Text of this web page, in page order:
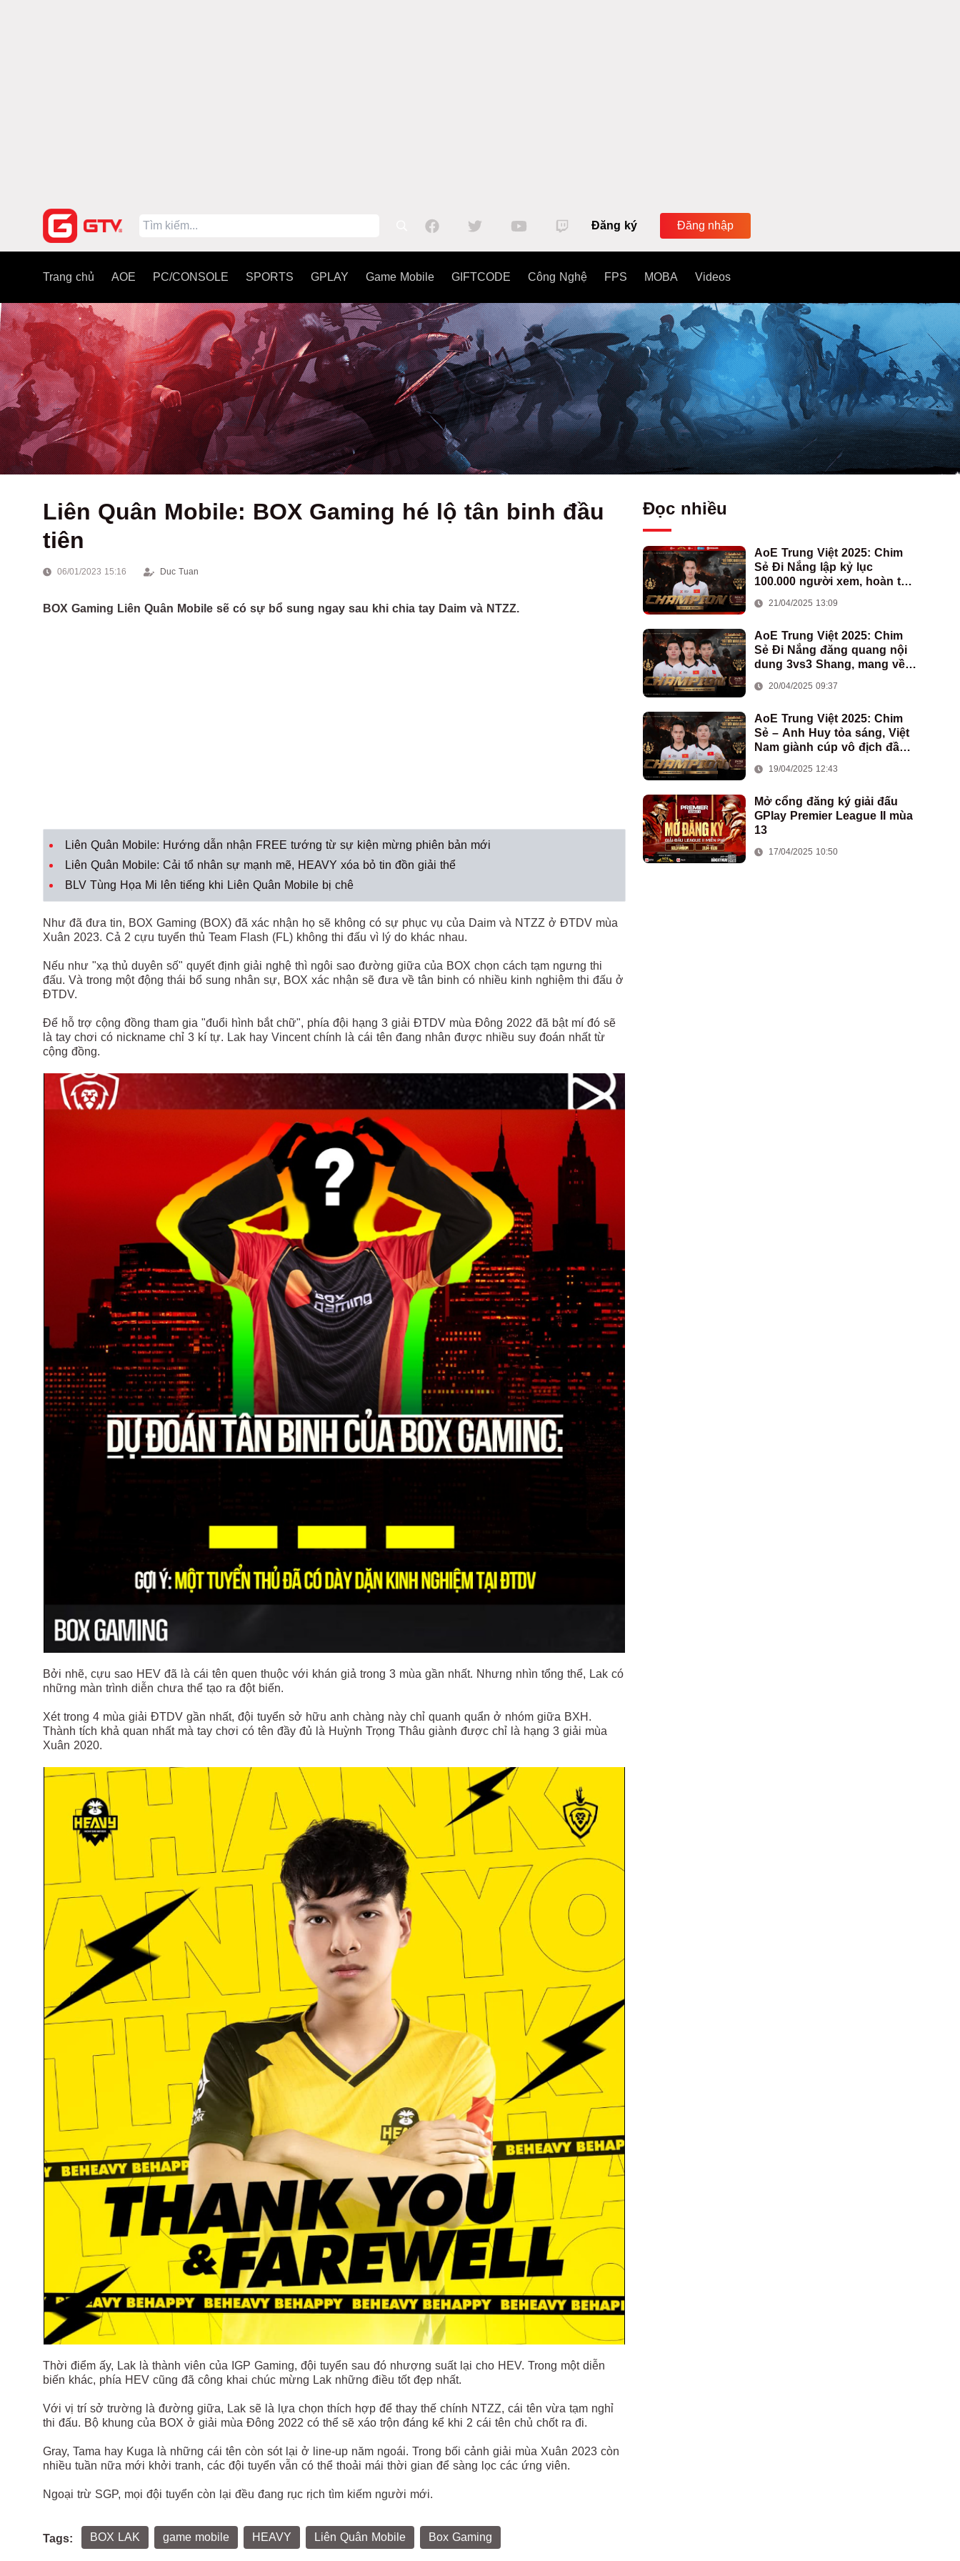
Đăng ký Đăng nhập
Trang chủ AOE PC/CONSOLE SPORTS GPLAY Game Mobile GIFTCODE Công Nghệ FPS MOBA Videos
Liên Quân Mobile: BOX Gaming hé lộ tân binh đầu
tiên
06/01/2023 15:16 Duc Tuan
BOX Gaming Liên Quân Mobile sẽ có sự bổ sung ngay sau khi chia tay Daim và NTZZ.
Liên Quân Mobile: Hướng dẫn nhận FREE tướng từ sự kiện mừng phiên bản mới
Liên Quân Mobile: Cải tổ nhân sự mạnh mẽ, HEAVY xóa bỏ tin đồn giải thể
BLV Tùng Họa Mi lên tiếng khi Liên Quân Mobile bị chê
Như đã đưa tin, BOX Gaming (BOX) đã xác nhận họ sẽ không có sự phục vụ của Daim và NTZZ ở ĐTDV mùa
Xuân 2023. Cả 2 cựu tuyển thủ Team Flash (FL) không thi đấu vì lý do khác nhau.
Nếu như "xạ thủ duyên số" quyết định giải nghệ thì ngôi sao đường giữa của BOX chọn cách tạm ngưng thi
đấu. Và trong một động thái bổ sung nhân sự, BOX xác nhận sẽ đưa về tân binh có nhiều kinh nghiệm thi đấu ở
ĐTDV.
Để hỗ trợ cộng đồng tham gia "đuổi hình bắt chữ", phía đội hạng 3 giải ĐTDV mùa Đông 2022 đã bật mí đó sẽ
là tay chơi có nickname chỉ 3 kí tự. Lak hay Vincent chính là cái tên đang nhân được nhiều suy đoán nhất từ
cộng đồng.
Bởi nhẽ, cựu sao HEV đã là cái tên quen thuộc với khán giả trong 3 mùa gần nhất. Nhưng nhìn tổng thể, Lak có
những màn trình diễn chưa thể tạo ra đột biến.
Xét trong 4 mùa giải ĐTDV gần nhất, đội tuyển sở hữu anh chàng này chỉ quanh quẩn ở nhóm giữa BXH.
Thành tích khả quan nhất mà tay chơi có tên đầy đủ là Huỳnh Trọng Thâu giành được chỉ là hạng 3 giải mùa
Xuân 2020.
Thời điểm ấy, Lak là thành viên của IGP Gaming, đội tuyển sau đó nhượng suất lại cho HEV. Trong một diễn
biến khác, phía HEV cũng đã công khai chúc mừng Lak những điều tốt đẹp nhất.
Với vị trí sở trường là đường giữa, Lak sẽ là lựa chọn thích hợp để thay thế chính NTZZ, cái tên vừa tạm nghỉ
thi đấu. Bộ khung của BOX ở giải mùa Đông 2022 có thể sẽ xáo trộn đáng kể khi 2 cái tên chủ chốt ra đi.
Gray, Tama hay Kuga là những cái tên còn sót lại ở line-up năm ngoái. Trong bối cảnh giải mùa Xuân 2023 còn
nhiều tuần nữa mới khởi tranh, các đội tuyển vẫn có thể thoải mái thời gian để sàng lọc các ứng viên.
Ngoại trừ SGP, mọi đội tuyển còn lại đều đang rục rịch tìm kiếm người mới.
Tags: BOX LAK game mobile HEAVY Liên Quân Mobile Box Gaming
Đọc nhiều
AoE Trung Việt 2025: Chim
Sẻ Đi Nắng lập kỷ lục
100.000 người xem, hoàn tất
Việt Nam
21/04/2025 13:09
AoE Trung Việt 2025: Chim
Sẻ Đi Nắng đăng quang nội
dung 3vs3 Shang, mang về
đoàn AoE Việt Nam
20/04/2025 09:37
AoE Trung Việt 2025: Chim
Sẻ – Anh Huy tỏa sáng, Việt
Nam giành cúp vô địch đầu
19/04/2025 12:43
Mở cổng đăng ký giải đấu
GPlay Premier League II mùa
13
17/04/2025 10:50